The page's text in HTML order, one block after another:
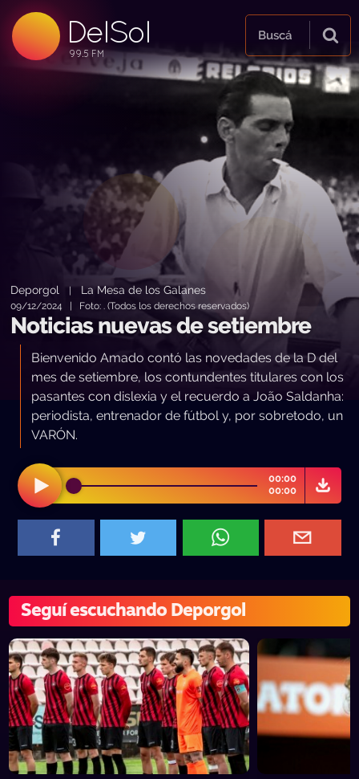
DelSol
99.5 FM
99.5 FM
99.5 FM
Buscá
Deporgol La Mesa de los Galanes
09/12/2024 | Foto: . (Todos los derechos reservados)
Noticias nuevas de setiembre
Bienvenido Amado contó las novedades de la D del
mes de setiembre, los contundentes titulares con los
pasantes con dislexia y el recuerdo a João Saldanha:
periodista, entrenador de fútbol y, por sobretodo, un
VARÓN.
00:00
00:00
Seguí escuchando Deporgol